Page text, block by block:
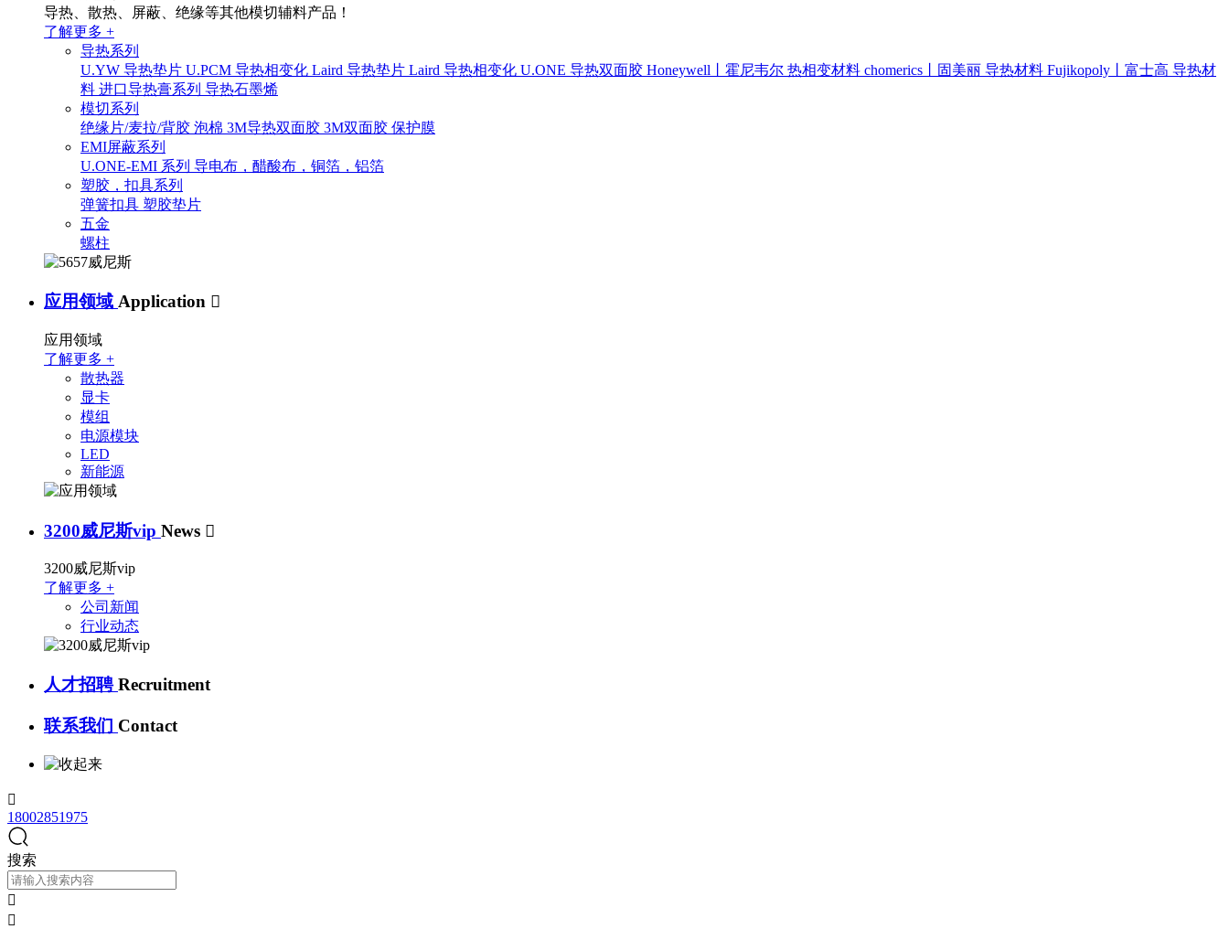
导热、散热、屏蔽、绝缘等其他模切辅料产品！
了解更多 +
导热系列
U.YW 导热垫片 U.PCM 导热相变化 Laird 导热垫片 Laird 导热相变化 U.ONE 导热双面胶 Honeywell丨霍尼韦尔 热相变材料 chomerics丨固美丽 导热材料 Fujikopoly丨富士高 导热材
料 进口导热膏系列 导热石墨烯
模切系列
绝缘片/麦拉/背胶 泡棉 3M导热双面胶 3M双面胶 保护膜
EMI屏蔽系列
U.ONE-EMI 系列 导电布，醋酸布，铜箔，铝箔
塑胶，扣具系列
弹簧扣具 塑胶垫片
五金
螺柱
应用领域 Application 
应用领域
了解更多 +
散热器
显卡
模组
电源模块
LED
新能源
3200威尼斯vip News 
3200威尼斯vip
了解更多 +
公司新闻
行业动态
人才招聘Recruitment
联系我们 Contact

18002851975
搜索

